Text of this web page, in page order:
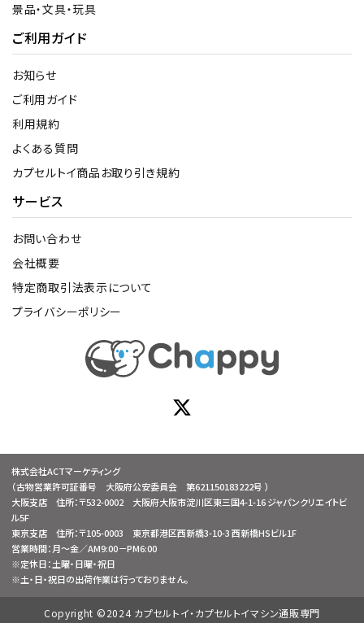
景品・文具・玩具
ご利用ガイド
お知らせ
ご利用ガイド
利用規約
よくある質問
カプセルトイ商品お取り引き規約
サービス
お問い合わせ
会社概要
特定商取引法表示について
プライバシーポリシー
株式会社ACTマーケティング
（古物営業許可証番号 大阪府公安委員会 第621150183222号 ）
大阪支店 住所：〒532-0002 大阪府大阪市淀川区東三国4-1-16 ジャパンクリエイトビ
ル5F
東京支店 住所：〒105-0003 東京都港区西新橋3-10-3 西新橋HSビル1F
営業時間：月～金／AM9:00－PM6:00
※定休日：土曜・日曜・祝日
※土・日・祝日の出荷作業は行っておりません。
Copyright ©2024 カプセルトイ・カプセルトイマシン通販専門